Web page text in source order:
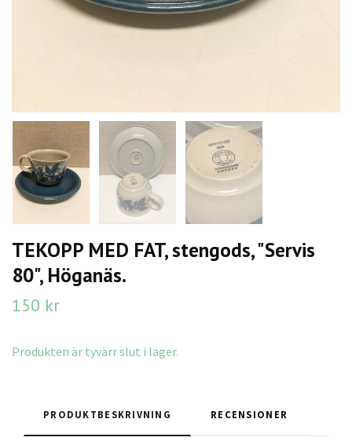
TEKOPP MED FAT, stengods, "Servis
80", Höganäs.
150 kr
Produkten är tyvärr slut i lager.
PRODUKTBESKRIVNING RECENSIONER